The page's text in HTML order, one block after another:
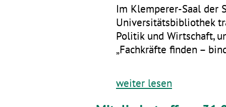
Im Klemperer-Saal der
Universitätsbibliothek
Politik und Wirtschaft,
„Fachkräfte finden –
weiter lesen